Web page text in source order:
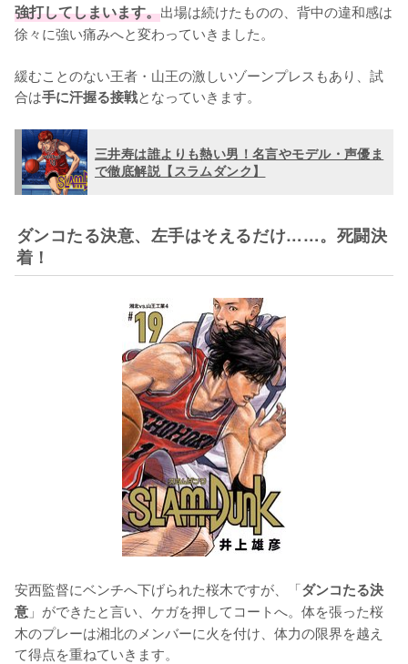
強打してしまいます。出場は続けたものの、背中の違和感は
徐々に強い痛みへと変わっていきました。
緩むことのない王者・山王の激しいゾーンプレスもあり、試
合は手に汗握る接戦となっていきます。
三井寿は誰よりも熱い男！名言やモデル・声優ま
で徹底解説【スラムダンク】
ダンコたる決意、左手はそえるだけ……。死闘決
着！
安西監督にベンチへ下げられた桜木ですが、「ダンコたる決
意 」ができたと言い、ケガを押してコートへ。体を張った桜
木のプレーは湘北のメンバーに火を付け、体力の限界を越え
て得点を重ねていきます。